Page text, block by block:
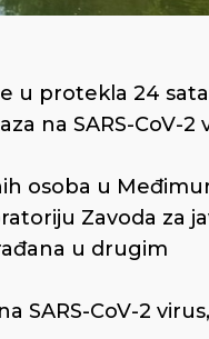
u protekla 24 sata
na SARS-CoV-2
osoba u
Zavoda za
u drugim
SARS-CoV-2